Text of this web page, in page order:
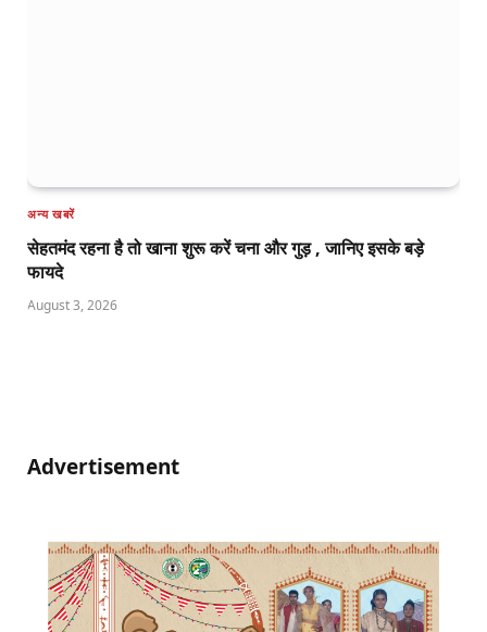
अन्य खबरें
सेहतमंद रहना है तो खाना शुरू करें चना और गुड़ , जानिए इसके बड़े
फायदे
August 3, 2026
Advertisement